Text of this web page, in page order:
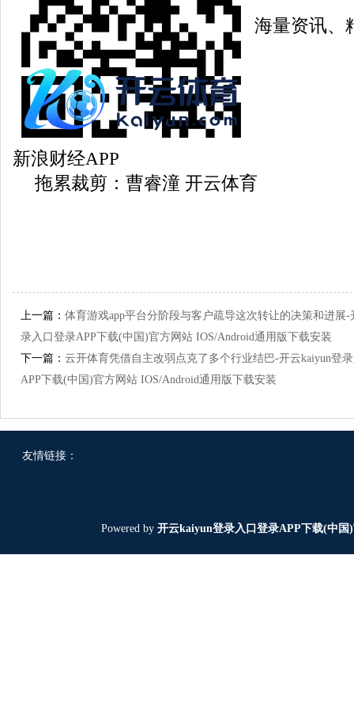
海量资讯、
新浪财经APP
拖累裁剪：曹睿潼 开云体育
上一篇： 体育游戏app平台分阶段与客户疏导这次转让的决策和进展-
录入口登录APP下载(中国)官方网站 IOS/Android通用版下载安装
下一篇： 云开体育凭借自主改弱点克了多个行业结巴-开云kaiyun登
APP下载(中国)官方网站 IOS/Android通用版下载安装
友情链接：
Powered by开云kaiyun登录入口登录APP下载(中